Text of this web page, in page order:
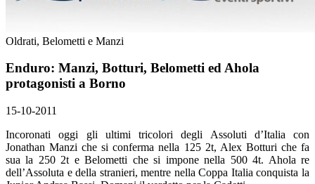
Oldrati, Belometti e Manzi
Enduro: Manzi, Botturi, Belometti ed Ahola
protagonisti a Borno
15-10-2011
Incoronati oggi gli ultimi tricolori degli Assoluti d’Italia con
Jonathan Manzi che si conferma nella 125 2t, Alex Botturi che fa
sua la 250 2t e Belometti che si impone nella 500 4t. Ahola re
dell’Assoluta e della stranieri, mentre nella Coppa Italia conquista la